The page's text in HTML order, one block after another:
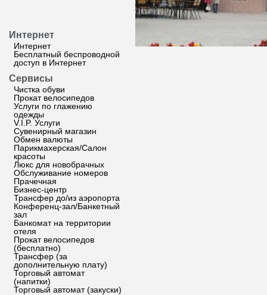
Интернет
Интернет
Бесплатный беспроводной
доступ в Интернет
Сервисы
Чистка обуви
Прокат велосипедов
Услуги по глажению
одежды
V.I.P. Услуги
Сувенирный магазин
Обмен валюты
Парикмахерская/Салон
красоты
Люкс для новобрачных
Обслуживание номеров
Прачечная
Бизнес-центр
Трансфер до/из аэропорта
Конференц-зал/Банкетный
зал
Банкомат на территории
отеля
Прокат велосипедов
(бесплатно)
Трансфер (за
дополнительную плату)
Торговый автомат
(напитки)
Торговый автомат (закуски)